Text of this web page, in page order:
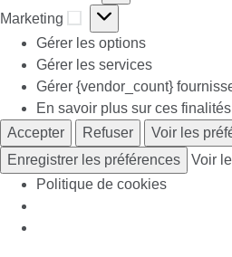
Marketing
Marketing
Gérer les options
Gérer les services
Gérer {vendor_count}
En savoir plus sur ces finalités
Accepter
Refuser
Voir les
Enregistrer les préférences
Voir
Politique de cookies